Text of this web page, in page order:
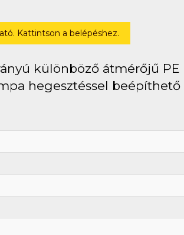
Kattintson a belépéshez.
különböző átmérőjű
hegesztéssel